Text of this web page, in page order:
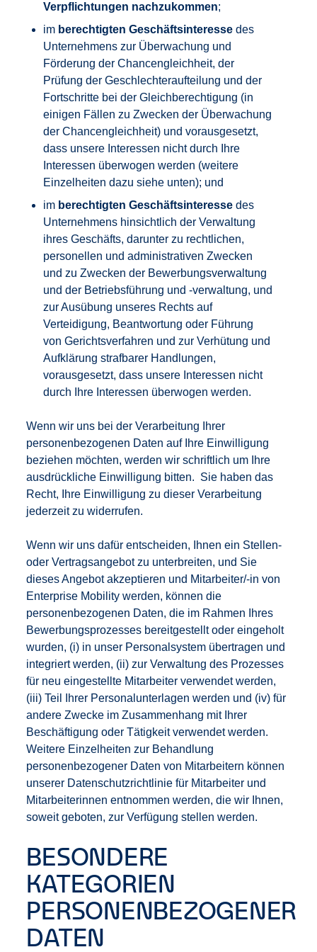
Verpflichtungen nachzukommen;
im berechtigten Geschäftsinteresse des
Unternehmens zur Überwachung und
Förderung der Chancengleichheit, der
Prüfung der Geschlechteraufteilung und der
Fortschritte bei der Gleichberechtigung (in
einigen Fällen zu Zwecken der Überwachung
der Chancengleichheit) und vorausgesetzt,
dass unsere Interessen nicht durch Ihre
Interessen überwogen werden (weitere
Einzelheiten dazu siehe unten); und
im berechtigten Geschäftsinteresse des
Unternehmens hinsichtlich der Verwaltung
ihres Geschäfts, darunter zu rechtlichen,
personellen und administrativen Zwecken
und zu Zwecken der Bewerbungsverwaltung
und der Betriebsführung und -verwaltung, und
zur Ausübung unseres Rechts auf
Verteidigung, Beantwortung oder Führung
von Gerichtsverfahren und zur Verhütung und
Aufklärung strafbarer Handlungen,
vorausgesetzt, dass unsere Interessen nicht
durch Ihre Interessen überwogen werden.
Wenn wir uns bei der Verarbeitung Ihrer
personenbezogenen Daten auf Ihre Einwilligung
beziehen möchten, werden wir schriftlich um Ihre
ausdrückliche Einwilligung bitten. Sie haben das
Recht, Ihre Einwilligung zu dieser Verarbeitung
jederzeit zu widerrufen.
Wenn wir uns dafür entscheiden, Ihnen ein Stellen-
oder Vertragsangebot zu unterbreiten, und Sie
dieses Angebot akzeptieren und Mitarbeiter/-in von
Enterprise Mobility werden, können die
personenbezogenen Daten, die im Rahmen Ihres
Bewerbungsprozesses bereitgestellt oder eingeholt
wurden, (i) in unser Personalsystem übertragen und
integriert werden, (ii) zur Verwaltung des Prozesses
für neu eingestellte Mitarbeiter verwendet werden,
(iii) Teil Ihrer Personalunterlagen werden und (iv) für
andere Zwecke im Zusammenhang mit Ihrer
Beschäftigung oder Tätigkeit verwendet werden.
Weitere Einzelheiten zur Behandlung
personenbezogener Daten von Mitarbeitern können
unserer Datenschutzrichtlinie für Mitarbeiter und
Mitarbeiterinnen entnommen werden, die wir Ihnen,
soweit geboten, zur Verfügung stellen werden.
BESONDERE
KATEGORIEN
PERSONENBEZOGENER
DATEN